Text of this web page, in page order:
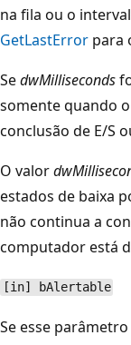
na fila ou o
GetLastError para
SedwMilliseconds
somente quando
conclusão de E/S
O valor
estados de baixa
não continua a
computador está
[in] bAlertable
Se esse